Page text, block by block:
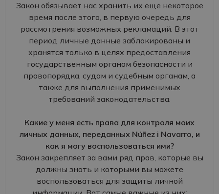
Закон обязывает нас хранить их еще некоторое
время после этого, в первую очередь для
рассмотрения возможных рекламаций. В этот
период личные данные заблокированы и
хранятся только в целях предоставления
государственным органам безопасности и
правопорядка, судам и судебным органам, а
также для выполнения применимых
требований законодательства.
Какие у меня есть права для контроля моих
личных данных, переданных Núñez i Navarro, и
как я могу воспользоваться ими?
Закон закрепляет за вами ряд прав, которые вы
должны знать и которыми вы можете
воспользоваться для защиты личной